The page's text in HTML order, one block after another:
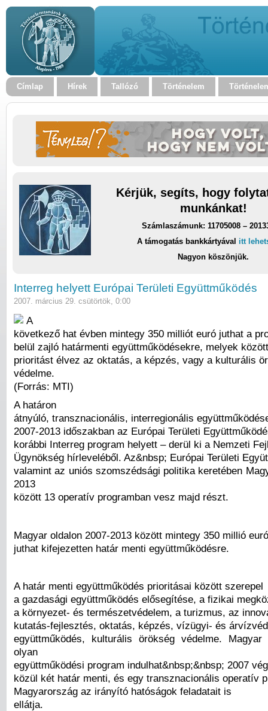
Címlap Hírek Tallózó Történelem
Kérjük, segíts, hogy
munkánkat!
Számlaszámunk: 11705008 –
A támogatás bankkártyával itt
Nagyon köszönjük.
Interreg helyett Európai Területi Együttműködés
2007. március 29. csütörtök, 0:00
A
következő hat évben mintegy 350 milliót euró juthat a
belül zajló határmenti együttműködésekre, melyek
prioritást élvez az oktatás, a képzés, vagy a kulturális
védelme.
(Forrás: MTI)
A határon
átnyúló, transznacionális, interregionális
2007-2013 időszakban az Európai Területi
korábbi Interreg program helyett – derül ki a Nemzeti
Ügynökség hírleveléből. Az&nbsp; Európai Területi
valamint az uniós szomszédsági politika keretében
2013
között 13 operatív programban vesz majd részt.
Magyar oldalon 2007-2013 között mintegy 350 millió euró
juthat kifejezetten határ menti együttműködésre.
A határ menti együttműködés prioritásai között szerepel
a gazdasági együttműködés elősegítése, a fizikai
a környezet- és természetvédelem, a turizmus, az
kutatás-fejlesztés, oktatás, képzés, vízügyi- és
együttműködés, kulturális örökség védelme.
olyan
együttműködési program indulhat&nbsp;&nbsp; 2007
közül két határ menti, és egy transznacionális operatív
Magyarország az irányító hatóságok feladatait is
ellátja.